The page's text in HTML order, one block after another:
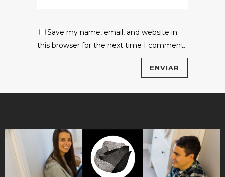
Save my name, email, and website in
this browser for the next time I comment.